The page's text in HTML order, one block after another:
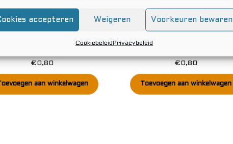
accepteren Weigeren Voorkeuren bewaren
Cookiebeleid Privacybeleid
€0,80
Toevoegen aan winkelwagen
€0,80
Toevoegen aan winkelwagen